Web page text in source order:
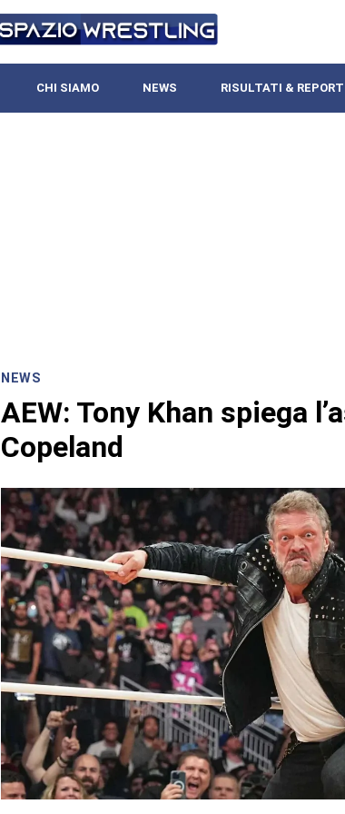
CHI SIAMO NEWS RISULTATI & REPORT
NEWS
AEW: Tony Khan spiega
Copeland